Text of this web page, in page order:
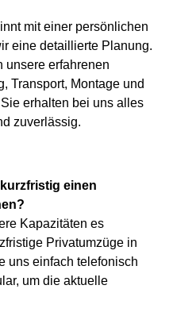
mit einer persönlichen
eine detaillierte Planung.
unsere erfahrenen
Transport, Montage und
erhalten bei uns alles
zuverlässig.
einen
Kapazitäten es
Privatumzüge in
uns einfach telefonisch
um die aktuelle